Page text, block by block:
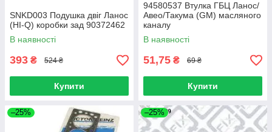
SNKD003 Подушка двіг Ланос
(HI-Q) коробки зад 90372462
В наявності
393 ₴ 524 ₴
Купити
94580537 Втулка ГБЦ Ланос/
Авео/Такума (GM) масляного
каналу
В наявності
51,75 ₴ 69 ₴
Купити
–25% –25%